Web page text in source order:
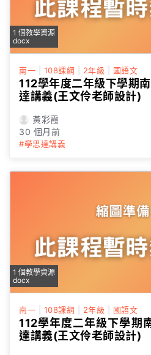
1 個教學資源
docx
南一 108課綱 2年級 國語文
112學年度二年級下學期
達講義(王文伶老師設計)
黃彩霞
30 個月前
#學思達講義
1 個教學資源
docx
南一 108課綱 2年級 國語文
112學年度二年級下學期
達講義(王文伶老師設計)